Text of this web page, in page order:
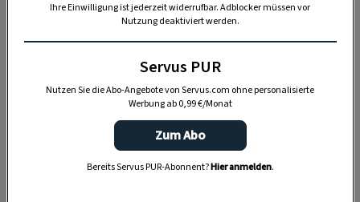
populär als ihre süßen Verwandten.
Was dieHeilwirkungder Schlehe betrifft, ist
es um die blauen Früchte gleich besser
bestellt: SchonPfarrer SebastianKneipp
Schlehenblütentee
verdauungsregulierenden Magenverstärker
und Blutreiniger.
Ihre Einwilligung ist jederzeit widerrufbar. Adblocker müssen vor
Nutzung deaktiviert werden.
Servus PUR
Nutzen Sie die Abo-Angebote von Servus.com ohne personalisierte
Werbung ab 0,99 €/Monat
Zum Abo
Bereits Servus PUR-Abonnent?Hier anmelden.